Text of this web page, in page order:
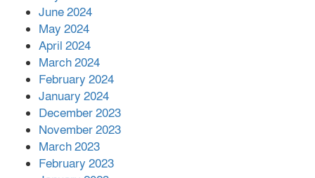
June 2024
May 2024
April 2024
March 2024
February 2024
January 2024
December 2023
November 2023
March 2023
February 2023